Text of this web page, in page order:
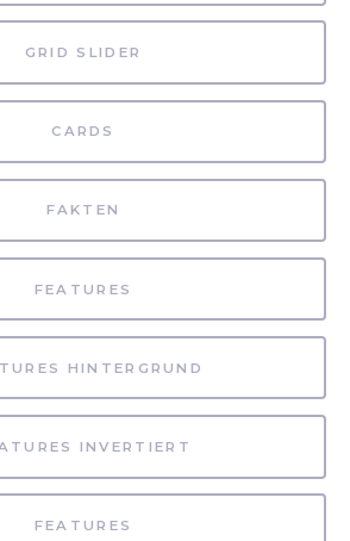
GRID SLIDER
CARDS
FAKTEN
FEATURES
HINTERGRUND
INVERTIERT
FEATURES